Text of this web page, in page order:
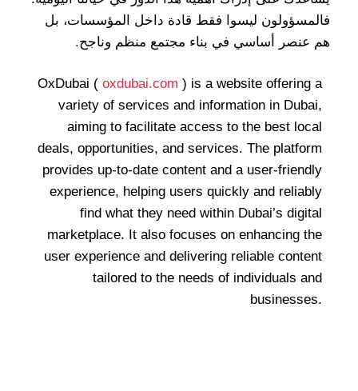
فالمسؤولون ليسوا فقط قادة داخل المؤسسات، بل
هم عنصر أساسي في بناء مجتمع منظم وناجح.
OxDubai ( oxdubai.com ) is a website offering a
variety of services and information in Dubai,
aiming to facilitate access to the best local
deals, opportunities, and services. The platform
provides up-to-date content and a user-friendly
experience, helping users quickly and reliably
find what they need within Dubai’s digital
marketplace. It also focuses on enhancing the
user experience and delivering reliable content
tailored to the needs of individuals and
businesses.